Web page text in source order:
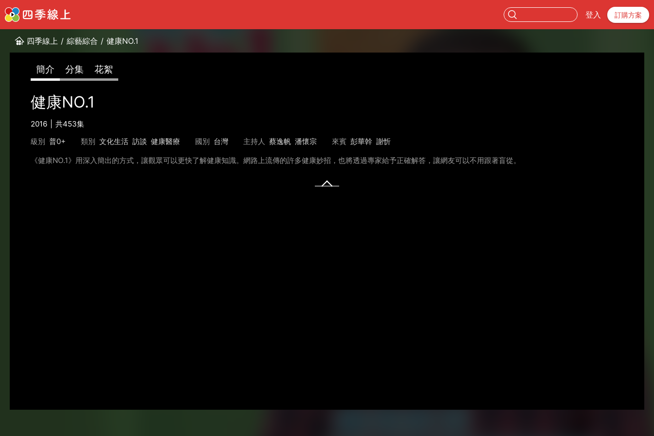
登入 訂購方案
四季線上 / 綜藝綜合 / 健康NO.1
簡介 分集 花絮
健康NO.1
2016
共453集
級別 普0+ 類別 文化生活 訪談 健康醫療 國別 台灣 主持人 蔡逸帆 潘懷宗 來賓 彭華幹 謝忻
《健康NO.1》用深入簡出的方式，讓觀眾可以更快了解健康知識。網路上流傳的許多健康妙招，也將透過專家給予正確解答，讓網友可以不用跟著盲從。